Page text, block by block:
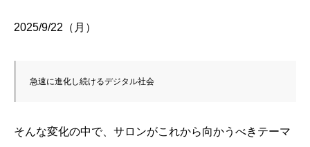
2025/9/22（月）
急速に進化し続けるデジタル社会
そんな変化の中で、サロンがこれから向かうべきテーマ